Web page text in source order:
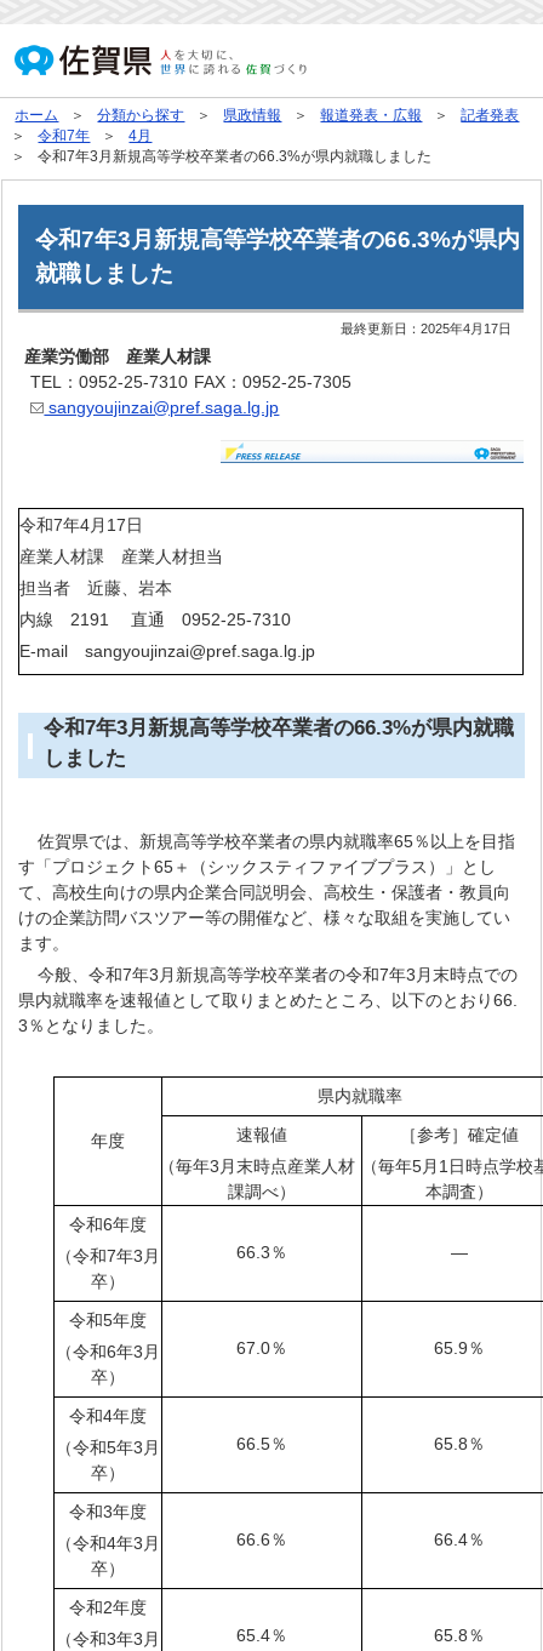
ホーム 分類から探す 県政情報 報道発表・広報
記者発表
令和7年
4月
令和7年3月新規高等学校卒業者の66.3%が県内就職しました
令和7年3月新規高等学校卒業者の66.3%が県内
就職しました
最終更新日：2025年4月17日
産業労働部 産業人材課
TEL：0952-25-7310 FAX：0952-25-7305
sangyoujinzai@pref.saga.lg.jp
令和7年4月17日
産業人材課 産業人材担当
担当者 近藤、岩本
内線 2191 直通 0952-25-7310
E-mail sangyoujinzai@pref.saga.lg.jp
令和7年3月新規高等学校卒業者の66.3%が県内就職
しました
佐賀県では、新規高等学校卒業者の県内就職率65％以上を目指
す「プロジェクト65＋（シックスティファイブプラス）」とし
て、高校生向けの県内企業合同説明会、高校生・保護者・教員向
けの企業訪問バスツアー等の開催など、様々な取組を実施してい
ます。
今般、令和7年3月新規高等学校卒業者の令和7年3月末時点での
県内就職率を速報値として取りまとめたところ、以下のとおり66.
3％となりました。
年度
県内就職率
速報値
（毎年3月末時点産業人材
課調べ）
［参考］確定値
（毎年5月1日時点学校
本調査）
令和6年度
（令和7年3月
卒）
66.3％ ―
令和5年度
（令和6年3月
卒）
67.0％ 65.9％
令和4年度
（令和5年3月
卒）
66.5％ 65.8％
令和3年度
（令和4年3月
卒）
66.6％ 66.4％
令和2年度
（令和3年3月
65.4％ 65.8％